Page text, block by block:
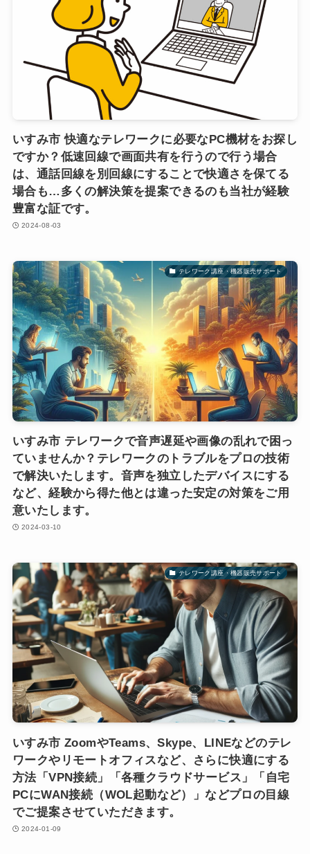
いすみ市 快適なテレワークに必要なPC機材をお探し
ですか？低速回線で画面共有を行うので行う場合
は、通話回線を別回線にすることで快適さを保てる
場合も…多くの解決策を提案できるのも当社が経験
豊富な証です。
2024-08-03
テレワーク講座・機器販売サポート
いすみ市 テレワークで音声遅延や画像の乱れで困っ
ていませんか？テレワークのトラブルをプロの技術
で解決いたします。音声を独立したデバイスにする
など、経験から得た他とは違った安定の対策をご用
意いたします。
2024-03-10
テレワーク講座・機器販売サポート
いすみ市 ZoomやTeams、Skype、LINEなどのテレ
ワークやリモートオフィスなど、さらに快適にする
方法「VPN接続」「各種クラウドサービス」「自宅
PCにWAN接続（WOL起動など）」などプロの目線
でご提案させていただきます。
2024-01-09